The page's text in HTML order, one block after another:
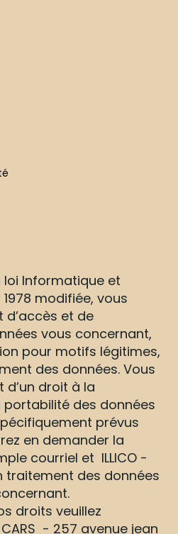
Informatique et
modifiée, vous
d’accès et de
vous concernant,
pour motifs légitimes,
des données. Vous
droit à la
des données
prévus
en demander la
courriel et ILLICO -
traitement des données
droits veuillez
- 257 avenue jean